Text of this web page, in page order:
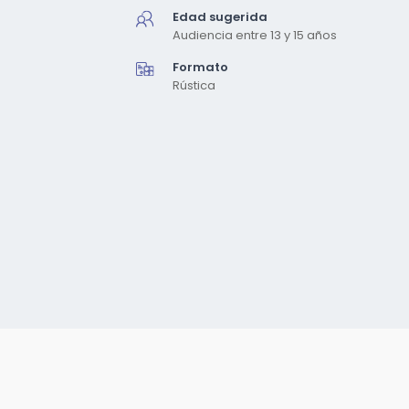
Edad sugerida
Audiencia entre 13 y 15 años
Formato
Rústica